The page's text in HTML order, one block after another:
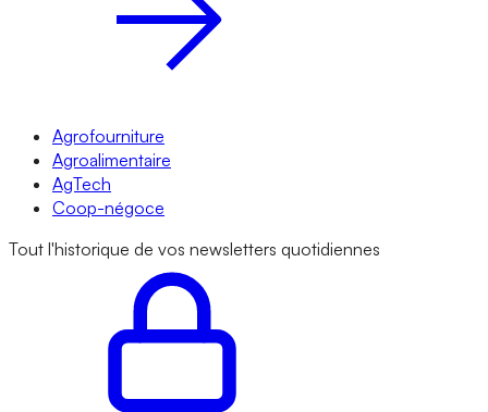
Agrofourniture
Agroalimentaire
AgTech
Coop-négoce
Tout l'historique de vos newsletters quotidiennes